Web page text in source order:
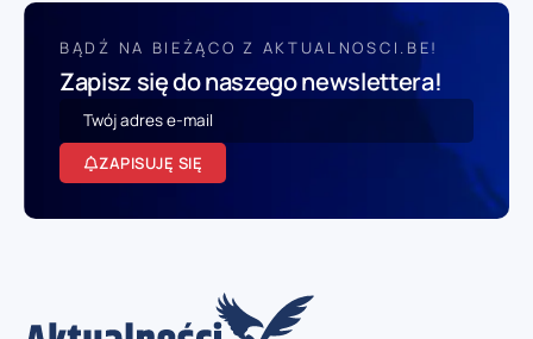
BĄDŹ NA BIEŻĄCO Z AKTUALNOSCI.BE!
Zapisz się do naszego newslettera!
ZAPISUJĘ SIĘ